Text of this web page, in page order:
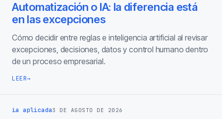
Automatización o IA: la diferencia está
en las excepciones
Cómo decidir entre reglas e inteligencia artificial al revisar
excepciones, decisiones, datos y control humano dentro
de un proceso empresarial.
LEER→
ia aplicada3 DE AGOSTO DE 2026